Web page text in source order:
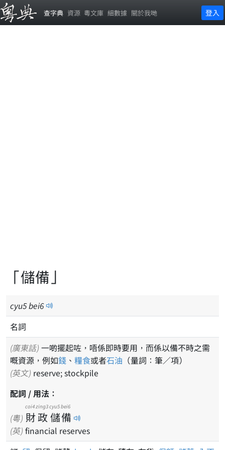
查字典 資源 粵文庫 細數據 關於我哋 登入
「儲備」
cyu5bei6
名詞
(廣東話)
嘅資源，例如錢 、 糧食或者石油 （量詞：筆／項）
(英文) reserve; stockpile
配詞 / 用法：
(粵) 財
coi4
政
zing3
儲
cyu5
備
bei6
(英) financial reserves